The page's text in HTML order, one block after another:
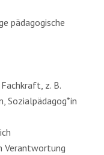
pädagogische
z. B.
Sozialpädagog*in
Verantwortung